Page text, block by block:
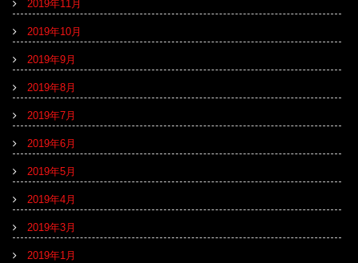
2019年11月
2019年10月
2019年9月
2019年8月
2019年7月
2019年6月
2019年5月
2019年4月
2019年3月
2019年1月